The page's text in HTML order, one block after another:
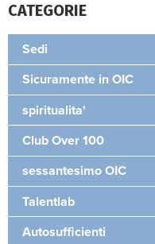
CATEGORIE
Sedi
Sicuramente in OIC
spiritualita'
Club Over 100
sessantesimo OIC
Talentlab
Autosufficienti